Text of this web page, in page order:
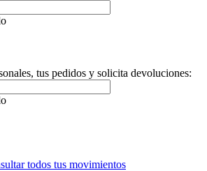
tus pedidos y solicita devoluciones:
todos tus movimientos